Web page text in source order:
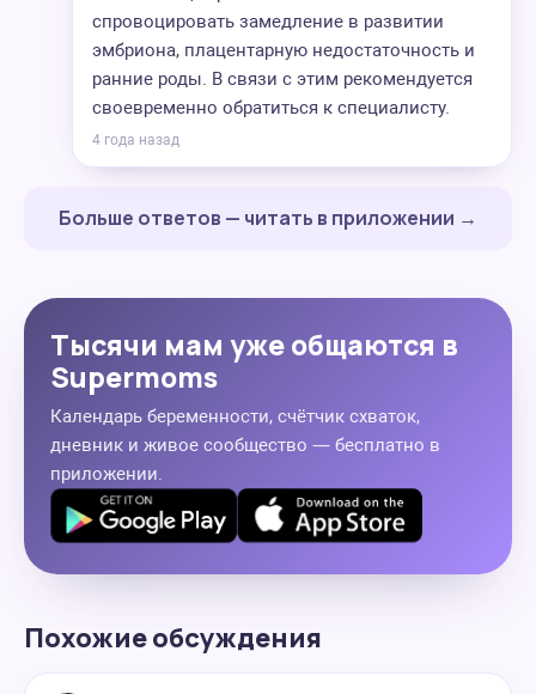
спровоцировать замедление в развитии
эмбриона, плацентарную недостаточность и
ранние роды. В связи с этим рекомендуется
своевременно обратиться к специалисту.
4 года назад
Больше ответов — читать в приложении →
Тысячи мам уже общаются в
Supermoms
Календарь беременности, счётчик схваток,
дневник и живое сообщество — бесплатно в
приложении.
Похожие обсуждения